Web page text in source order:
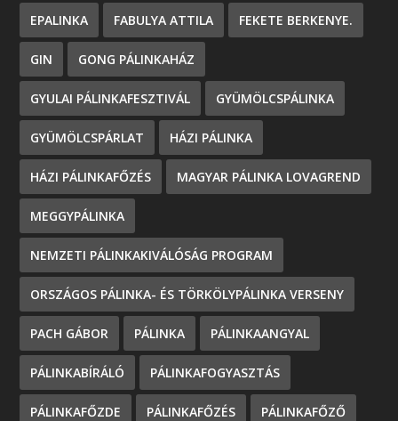
EPALINKA FABULYA ATTILA FEKETE BERKENYE.
GIN GONG PÁLINKAHÁZ
GYULAI PÁLINKAFESZTIVÁL GYÜMÖLCSPÁLINKA
GYÜMÖLCSPÁRLAT HÁZI PÁLINKA
HÁZI PÁLINKAFŐZÉS MAGYAR PÁLINKA LOVAGREND
MEGGYPÁLINKA
NEMZETI PÁLINKAKIVÁLÓSÁG PROGRAM
ORSZÁGOS PÁLINKA- ÉS TÖRKÖLYPÁLINKA VERSENY
PACH GÁBOR PÁLINKA PÁLINKAANGYAL
PÁLINKABÍRÁLÓ PÁLINKAFOGYASZTÁS
PÁLINKAFŐZDE PÁLINKAFŐZÉS PÁLINKAFŐZŐ